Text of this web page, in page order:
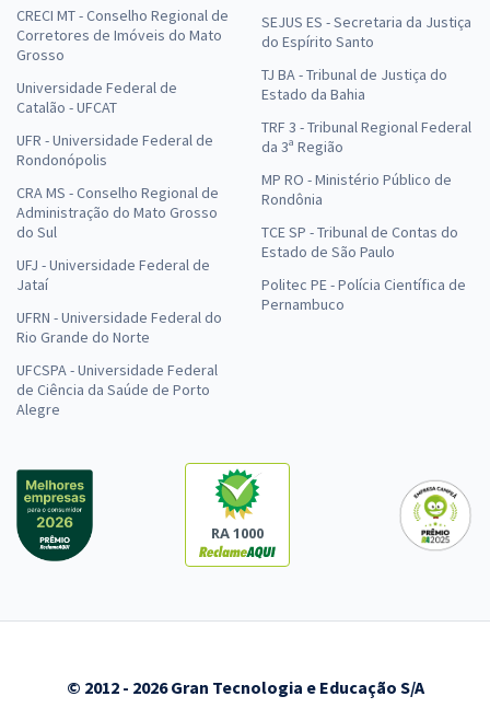
CRECI MT - Conselho Regional de
Corretores de Imóveis do Mato
Grosso
Universidade Federal de
Catalão - UFCAT
UFR - Universidade Federal de
Rondonópolis
CRA MS - Conselho Regional de
Administração do Mato Grosso
do Sul
UFJ - Universidade Federal de
Jataí
UFRN - Universidade Federal do
Rio Grande do Norte
UFCSPA - Universidade Federal
de Ciência da Saúde de Porto
Alegre
SEJUS ES - Secretaria da Justiça
do Espírito Santo
TJ BA - Tribunal de Justiça do
Estado da Bahia
TRF 3 - Tribunal Regional Federal
da 3ª Região
MP RO - Ministério Público de
Rondônia
TCE SP - Tribunal de Contas do
Estado de São Paulo
Politec PE - Polícia Científica de
Pernambuco
RA 1000
© 2012 - 2026 Gran Tecnologia e Educação S/A